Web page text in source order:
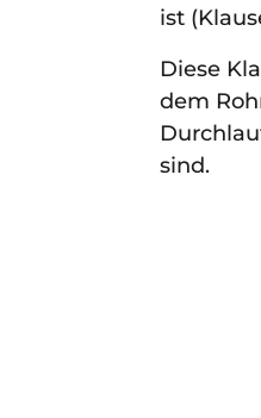
ist
Diese
dem
sind.